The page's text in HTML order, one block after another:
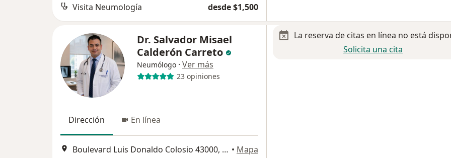
Visita Neumología desde $1,500
Dr. Salvador Misael
Calderón Carreto
Neumólogo · Ver más
23 opiniones
Dirección En línea
Boulevard Luis Donaldo Colosio 43000, Pachuca de Soto • Mapa
La reserva de citas en línea no está
Solicita una cita